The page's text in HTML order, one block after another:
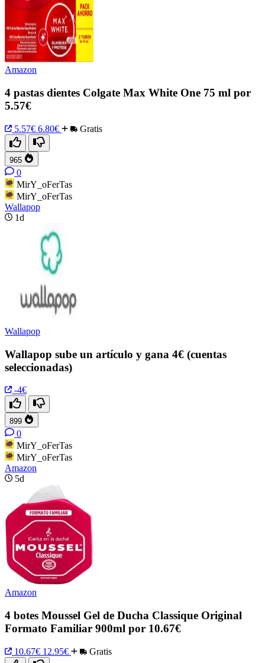
Amazon
4 pastas dientes Colgate Max White One 75 ml por
5.57€
5.57€ 6.80€ Gratis
965
0
MirY_oFerTas
MirY_oFerTas
Wallapop
1d
Wallapop
Wallapop sube un artículo y gana 4€ (cuentas
seleccionadas)
-4€
899
0
MirY_oFerTas
MirY_oFerTas
Amazon
5d
Amazon
4 botes Moussel Gel de Ducha Classique Original
Formato Familiar 900ml por 10.67€
10.67€ 12.95€ Gratis